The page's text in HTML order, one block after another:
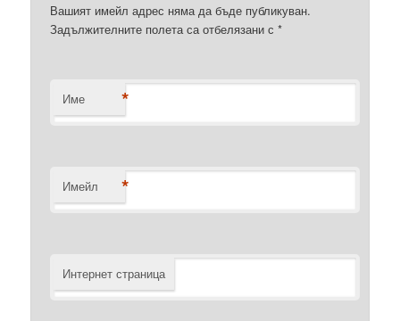
Вашият имейл адрес няма да бъде публикуван.
Задължителните полета са отбелязани с*
Име *
Имейл *
Интернет страница